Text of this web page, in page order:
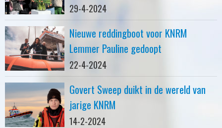
29-4-2024
Nieuwe reddingboot voor KNRM
Lemmer Pauline gedoopt
22-4-2024
Govert Sweep duikt in de wereld van
jarige KNRM
14-2-2024